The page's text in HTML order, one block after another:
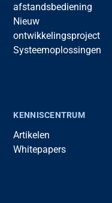
afstandsbediening
Nieuw
ontwikkelingsproject
Systeemoplossingen
KENNISCENTRUM
Artikelen
Whitepapers